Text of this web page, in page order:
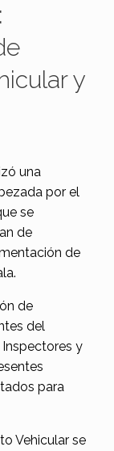
y
una
por el
se
de
de
de
del
Inspectores y
para
Vehicular se